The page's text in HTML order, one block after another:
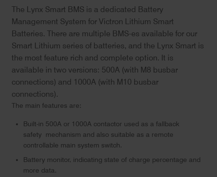
The Lynx Smart BMS is a dedicated Battery
Management System for Victron Lithium Smart
Batteries. There are multiple BMS-es available for our
Smart Lithium series of batteries, and the Lynx Smart is
the most feature rich and complete option. It is
available in two versions: 500A (with M8 busbar
connections) and 1000A (with M10 busbar
connections).
The main features are:
Built-in 500A or 1000A contactor used as a fallback
safety mechanism and also suitable as a remote
controllable main system switch.
Battery monitor, indicating state of charge percentage and
more data.